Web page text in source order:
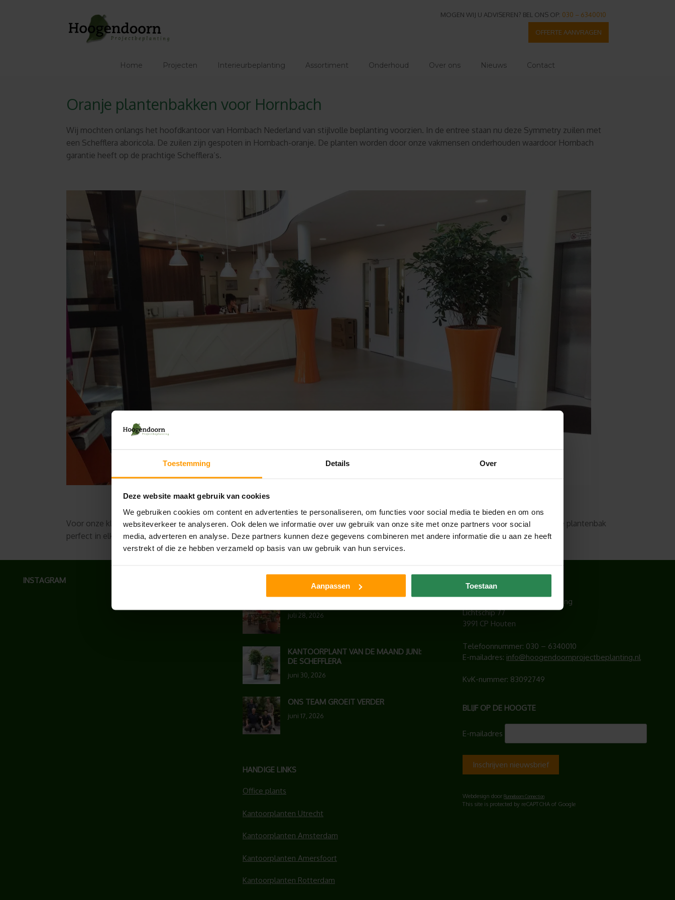
Toestemming Details Over
Deze website maakt gebruik van cookies
We gebruiken cookies om content en advertenties te personaliseren, om functies voor social media te bieden en om ons
websiteverkeer te analyseren. Ook delen we informatie over uw gebruik van onze site met onze partners voor social
media, adverteren en analyse. Deze partners kunnen deze gegevens combineren met andere informatie die u aan ze heeft
verstrekt of die ze hebben verzameld op basis van uw gebruik van hun services.
Aanpassen Toestaan
MOGEN WIJ U ADVISEREN? BEL ONS OP: 030 – 6340010
OFFERTE AANVRAGEN
Home Projecten Interieurbeplanting Assortiment Onderhoud Over ons Nieuws Contact
Oranje plantenbakken voor Hornbach
Wij mochten onlangs het hoofdkantoor van Hornbach Nederland van stijlvolle beplanting voorzien. In de entree staan nu deze Symmetry zuilen met
een Schefflera aboricola. De zuilen zijn gespoten in Hornbach-oranje. De planten worden door onze vakmensen onderhouden waardoor Hornbach
garantie heeft op de prachtige Schefflera’s.
Voor onze klanten leveren wij regelmatig plantenbakken in de kleur van de huisstijl of het logo van de organisatie. Op deze manier past de plantenbak
perfect in elk interieur. Lijkt dit u een mooie toevoeging voor op kantoor? Neem dancontactmet ons op.
INSTAGRAM
juli 28, 2026
KANTOORPLANT VAN DE MAAND JUNI:
DE SCHEFFLERA
juni 30, 2026
ONS TEAM GROEIT VERDER
juni 17, 2026
HANDIGE LINKS
Office plants
Kantoorplanten Utrecht
Kantoorplanten Amsterdam
Kantoorplanten Amersfoort
Kantoorplanten Rotterdam
Hoogendoorn Projectbeplanting
Lichtschip 77
3991 CP Houten
Telefoonnummer: 030 – 6340010
E-mailadres: info@hoogendoornprojectbeplanting.nl
KvK-nummer: 83092749
BLIJF OP DE HOOGTE
E-mailadres
Webdesign door Runneboom Connection
This site is protected by reCAPTCHA of Google